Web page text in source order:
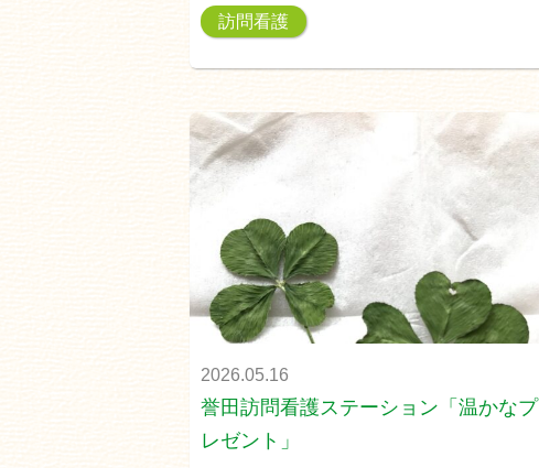
訪問看護
2026.05.16
誉田訪問看護ステーション「温かなプ
レゼント」